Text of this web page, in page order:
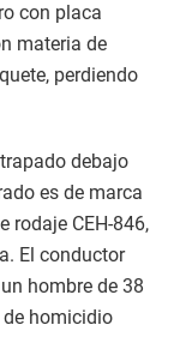
con placa
materia de
perdiendo
debajo
es de marca
rodaje CEH-846,
El conductor
hombre de 38
de homicidio